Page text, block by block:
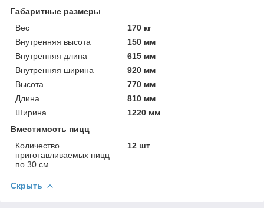
Габаритные размеры
Вес
170 кг
Внутренняя высота
150 мм
Внутренняя длина
615 мм
Внутренняя ширина
920 мм
Высота
770 мм
Длина
810 мм
Ширина
1220 мм
Вместимость пицц
Количество
приготавливаемых пицц
по 30 см
12 шт
Скрыть